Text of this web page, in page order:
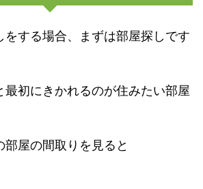
をする場合、まずは部屋探しです
最初にきかれるのが住みたい部屋
部屋の間取りを見ると